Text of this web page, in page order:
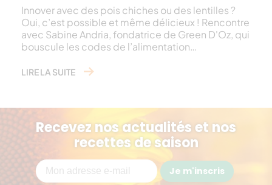
Innover avec des pois chiches ou des lentilles ?
Oui, c’est possible et même délicieux ! Rencontre
avec Sabine Andria, fondatrice de Green D'Oz, qui
bouscule les codes de l’alimentation…
LIRE LA SUITE
Recevez nos actualités et nos
recettes de saison
Je m'inscris